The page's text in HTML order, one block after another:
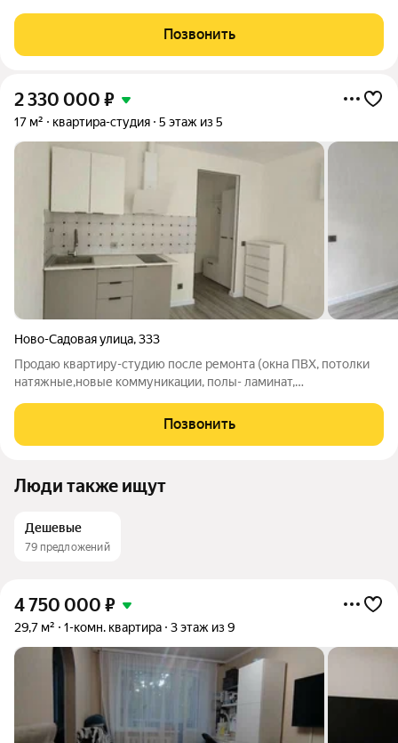
форму расчетов. Ключи отдадим на сделке. Возможен обмен
на вашу недвижимость!!!
Позвонить
2 330 000 ₽
17 м² квартира-студия 5 этаж из 5
Ново-Садовая улица,333
Продаю кваpтиpу-cтудию поcле ремонтa (окна ПВХ, потолки
натяжные,новые коммуникации, полы- ламинат,
(кухонный гарнитур, шкаф в прихожей, комод) и бытовой
теxникoй (варочная поверхность и
Позвонить
Люди также ищут
Дешевые
79 предложений
4 750 000 ₽
29,7 м² 1-комн. квартира 3 этаж из 9